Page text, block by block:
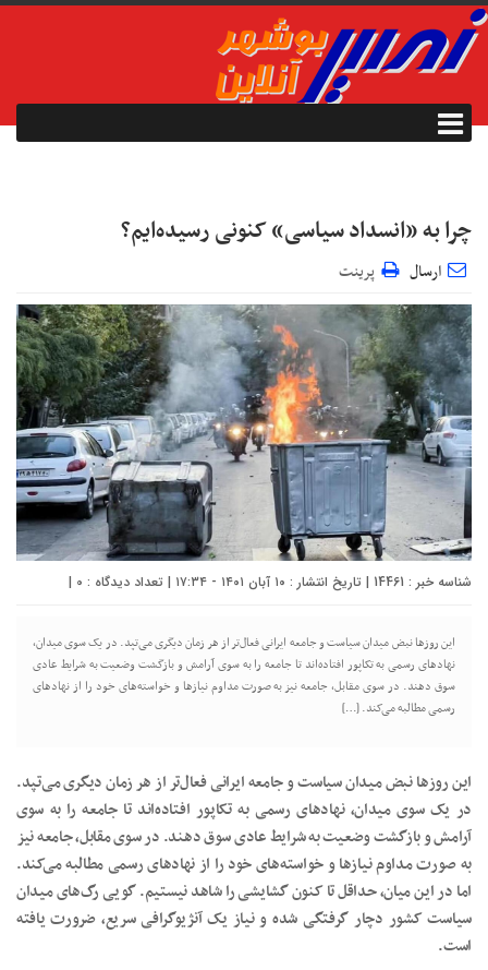
چرا به «انسداد سیاسی» کنونی رسیده‌ایم؟
ارسال پرینت
شناسه خبر : 14461 | تاریخ انتشار : ۱۰ آبان ۱۴۰۱ - ۱۷:۳۴ | تعداد دیدگاه : 0
|
این روز‌ها نبض میدان سیاست و جامعه ایرانی فعال‌تر از هر زمان دیگری می‌تپد. در یک سوی میدان،
نهاد‌های رسمی به تکاپور افتاده‌اند تا جامعه را به سوی آرامش و بازگشت وضعیت به شرایط عادی
سوق دهند. در سوی مقابل، جامعه نیز به صورت مداوم نیاز‌ها و خواسته‌های خود را از نهاد‌های
رسمی مطالبه می‌کند. […]
این روز‌ها نبض میدان سیاست و جامعه ایرانی فعال‌تر از هر زمان دیگری می‌تپد.
در یک سوی میدان، نهاد‌های رسمی به تکاپور افتاده‌اند تا جامعه را به سوی
آرامش و بازگشت وضعیت به شرایط عادی سوق دهند. در سوی مقابل، جامعه نیز
به صورت مداوم نیاز‌ها و خواسته‌های خود را از نهاد‌های رسمی مطالبه می‌کند.
اما در این میان، حداقل تا کنون گشایشی را شاهد نیستیم. گویی رگ‌های میدان
سیاست کشور دچار گرفتگی شده و نیاز یک آنژیوگرافی سریع، ضرورت یافته
است.